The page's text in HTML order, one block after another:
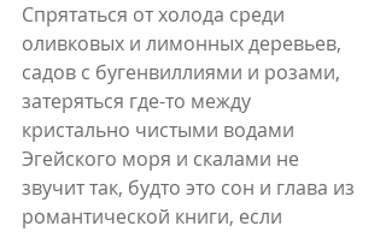
Спрятаться от холода среди
оливковых и лимонных деревьев,
садов с бугенвиллиями и розами,
затеряться где-то между
кристально чистыми водами
Эгейского моря и скалами не
звучит так, будто это сон и глава из
романтической книги, если